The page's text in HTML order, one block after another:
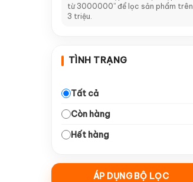
—Dao CNC & Đầu Kẹp
— Dao Tideway
—Collet giữ dao
— Dao đục gỗ
—Dao ngành quảng cáo
—Động Cơ & Driver 21
từ 3000000” để lọc sản phẩm trên
3 triệu.
TÌNH TRẠNG
Tất cả
Còn hàng
Hết hàng
ÁP DỤNG BỘ LỌC